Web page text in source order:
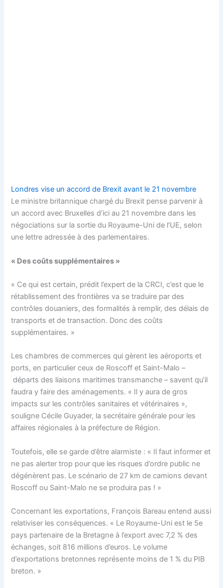
Londres vise un accord de Brexit avant le 21 novembre
Le ministre britannique chargé du Brexit pense parvenir à
un accord avec Bruxelles d’ici au 21 novembre dans les
négociations sur la sortie du Royaume-Uni de l’UE, selon
une lettre adressée à des parlementaires.
« Des coûts supplémentaires »
« Ce qui est certain, prédit l’expert de la CRCI, c’est que le
rétablissement des frontières va se traduire par des
contrôles douaniers, des formalités à remplir, des délais de
transports et de transaction. Donc des coûts
supplémentaires. »
Les chambres de commerces qui gèrent les aéroports et
ports, en particulier ceux de Roscoff et Saint-Malo –
départs des liaisons maritimes transmanche – savent qu’il
faudra y faire des aménagements. « Il y aura de gros
impacts sur les contrôles sanitaires et vétérinaires »,
souligne Cécile Guyader, la secrétaire générale pour les
affaires régionales à la préfecture de Région.
Toutefois, elle se garde d’être alarmiste : « Il faut informer et
ne pas alerter trop pour que les risques d’ordre public ne
dégénèrent pas. Le scénario de 27 km de camions devant
Roscoff ou Saint-Malo ne se produira pas ! »
Concernant les exportations, François Bareau entend aussi
relativiser les conséquences. « Le Royaume-Uni est le 5e
pays partenaire de la Bretagne à l’export avec 7,2 % des
échanges, soit 816 millions d’euros. Le volume
d’exportations bretonnes représente moins de 1 % du PIB
breton. »